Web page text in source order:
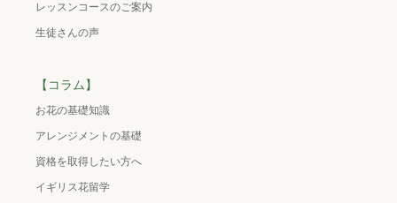
レッスンコースのご案内
生徒さんの声
【コラム】
お花の基礎知識
アレンジメントの基礎
資格を取得したい方へ
イギリス花留学